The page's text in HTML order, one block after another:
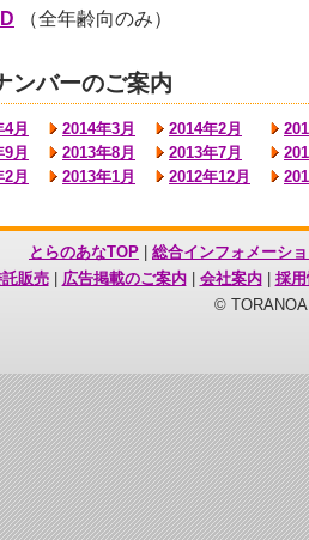
（全年齢向のみ）
ンバーのご案内
月 2014年3月 2014年2月
月
2013年8月 2013年7月
月
2013年1月 2012年12月
とらのあなTOP
総合インフォメーシ
販売| 広告掲載のご案内| 会社案内| 採
©